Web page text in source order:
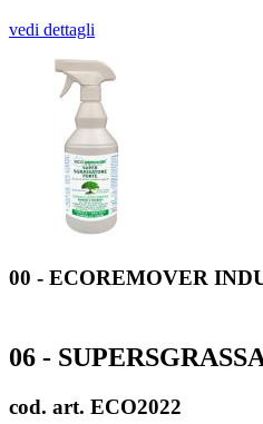
vedi dettagli
00 - ECOREMOVER
06 -
cod. art. ECO2022